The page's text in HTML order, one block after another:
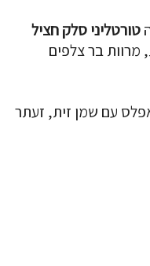
טורטליני סלק חציל
מרוות בר צלפים
עם שמן זית, זעתר